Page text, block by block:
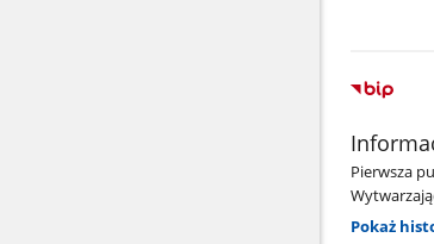
Pierwsza
Pokaż